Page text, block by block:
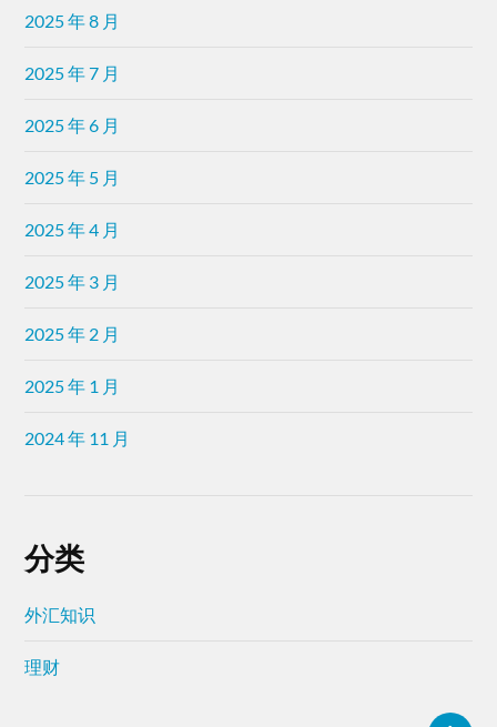
2025 年 8 月
2025 年 7 月
2025 年 6 月
2025 年 5 月
2025 年 4 月
2025 年 3 月
2025 年 2 月
2025 年 1 月
2024 年 11 月
分类
外汇知识
理财